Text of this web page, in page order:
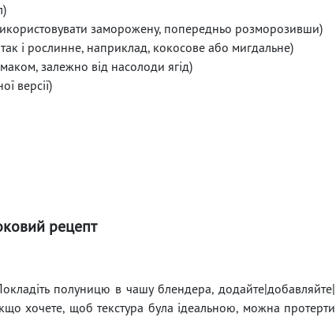
заморожену, попередньо розморозивши)
і рослинне, наприклад, кокосове або мигдальне)
залежно від насолоди ягід)
версії)
рецепт
полуницю в чашу блендера, додайте|добавляйте|
хочете, щоб текстура була ідеальною, можна протерти